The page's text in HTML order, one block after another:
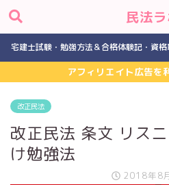
民法
宅建士試験・勉強方法＆合格体験記・資格
アフィリエイト広告を
改正民法
改正民法 条文 リス
け勉強法
2018年8